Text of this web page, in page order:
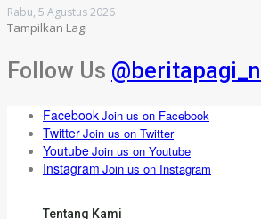
Rabu, 5 Agustus 2026
Tampilkan Lagi
Follow Us
FacebookJoin us on Facebook
TwitterJoin us on Twitter
YoutubeJoin us on Youtube
Instagram Join us on Instagram
Tentang Kami